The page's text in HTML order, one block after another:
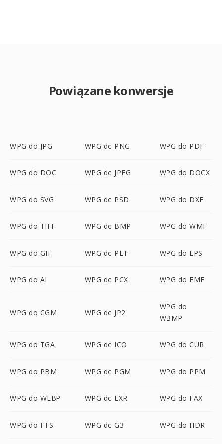
Powiązane konwersje
WPG do JPG WPG do PNG WPG do PDF
WPG do DOC WPG do JPEG WPG do DOCX
WPG do SVG WPG do PSD WPG do DXF
WPG do TIFF WPG do BMP WPG do WMF
WPG do GIF WPG do PLT WPG do EPS
WPG do AI WPG do PCX WPG do EMF
WPG do CGM WPG do JP2
WPG do
WBMP
WPG do TGA WPG do ICO WPG do CUR
WPG do PBM WPG do PGM WPG do PPM
WPG do WEBP WPG do EXR WPG do FAX
WPG do FTS WPG do G3 WPG do HDR